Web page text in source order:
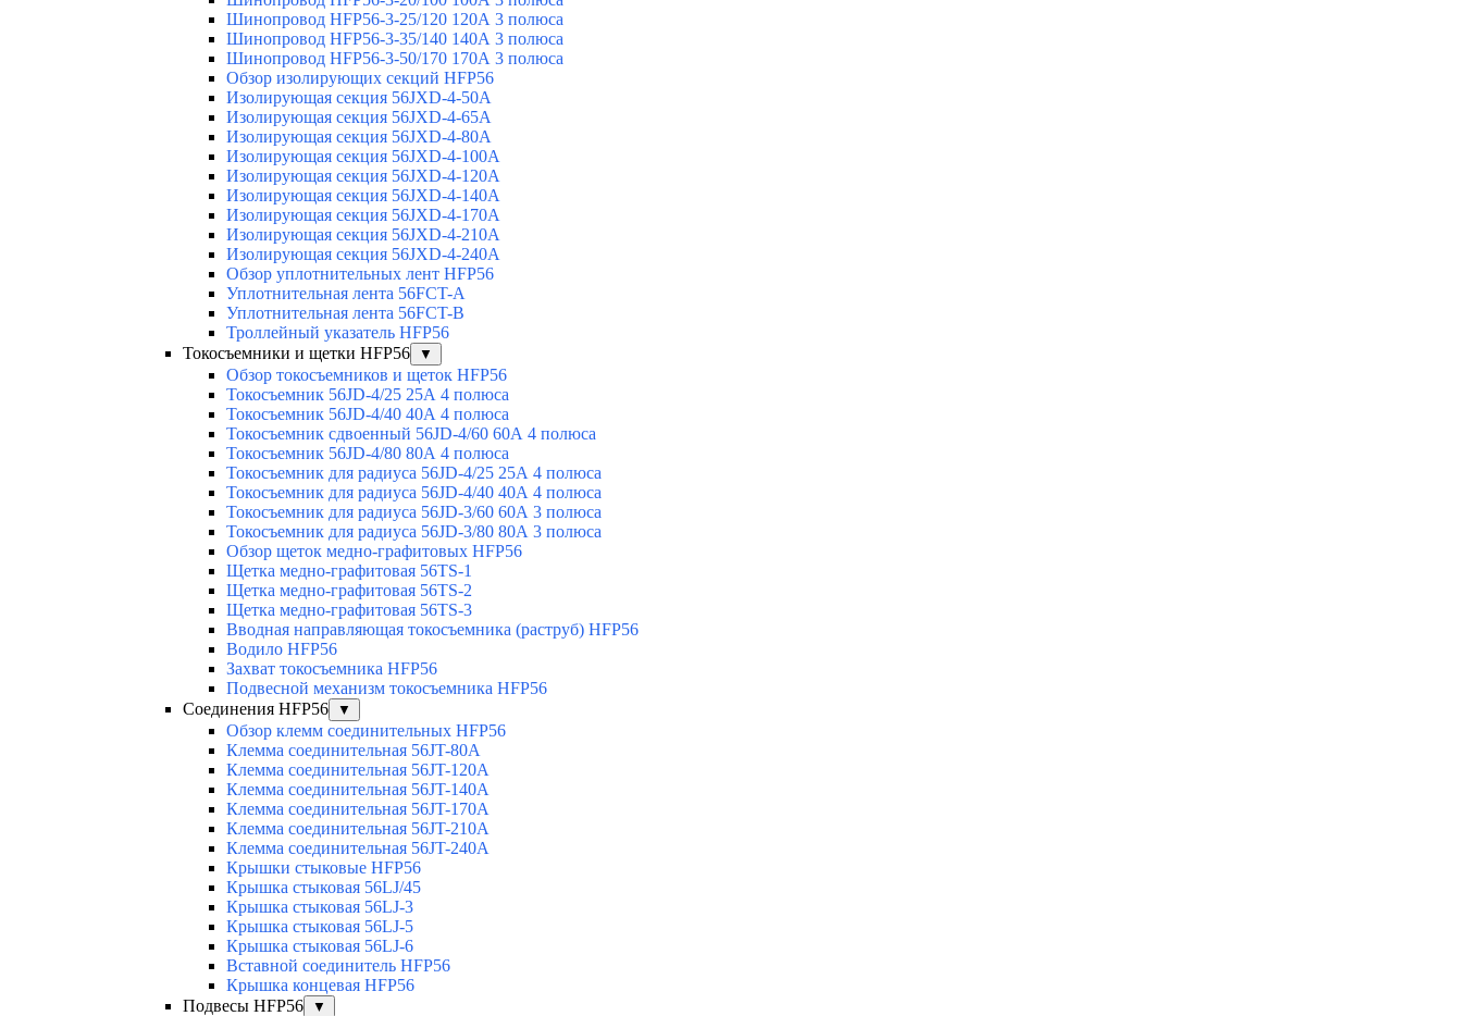
Шинопровод HFP56-3-25/120 120А 3 полюса
Шинопровод HFP56-3-35/140 140А 3 полюса
Шинопровод HFP56-3-50/170 170А 3 полюса
Обзор изолирующих секций HFP56
Изолирующая секция 56JXD-4-50A
Изолирующая секция 56JXD-4-65A
Изолирующая секция 56JXD-4-80A
Изолирующая секция 56JXD-4-100A
Изолирующая секция 56JXD-4-120A
Изолирующая секция 56JXD-4-140A
Изолирующая секция 56JXD-4-170A
Изолирующая секция 56JXD-4-210A
Изолирующая секция 56JXD-4-240A
Обзор уплотнительных лент HFP56
Уплотнительная лента 56FCT-A
Уплотнительная лента 56FCT-B
Троллейный указатель HFP56
Токосъемники и щетки HFP56
▼
Обзор токосъемников и щеток HFP56
Токосъемник 56JD-4/25 25А 4 полюса
Токосъемник 56JD-4/40 40А 4 полюса
Токосъемник сдвоенный 56JD-4/60 60А 4 полюса
Токосъемник 56JD-4/80 80А 4 полюса
Токосъемник для радиуса 56JD-4/25 25А 4 полюса
Токосъемник для радиуса 56JD-4/40 40А 4 полюса
Токосъемник для радиуса 56JD-3/60 60А 3 полюса
Токосъемник для радиуса 56JD-3/80 80А 3 полюса
Обзор щеток медно-графитовых HFP56
Щетка медно-графитовая 56TS-1
Щетка медно-графитовая 56TS-2
Щетка медно-графитовая 56TS-3
Вводная направляющая токосъемника (раструб) HFP56
Водило HFP56
Захват токосъемника HFP56
Подвесной механизм токосъемника HFP56
Соединения HFP56
▼
Обзор клемм соединительных HFP56
Клемма соединительная 56JT-80A
Клемма соединительная 56JT-120A
Клемма соединительная 56JT-140A
Клемма соединительная 56JT-170A
Клемма соединительная 56JT-210A
Клемма соединительная 56JT-240A
Крышки стыковые HFP56
Крышка стыковая 56LJ/45
Крышка стыковая 56LJ-3
Крышка стыковая 56LJ-5
Крышка стыковая 56LJ-6
Вставной соединитель HFP56
Крышка концевая HFP56
Подвесы HFP56
▼